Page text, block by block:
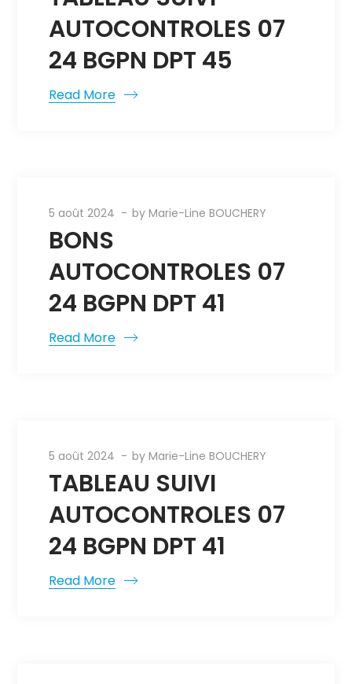
AUTOCONTROLES 07
24 BGPN DPT 45
Read More
5 août 2024 byMarie-Line BOUCHERY
BONS
AUTOCONTROLES 07
24 BGPN DPT 41
Read More
5 août 2024 byMarie-Line BOUCHERY
TABLEAU SUIVI
AUTOCONTROLES 07
24 BGPN DPT 41
Read More